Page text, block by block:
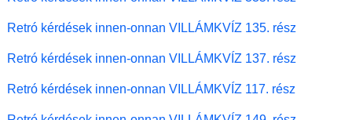
Retró kérdések innen-onnan VILLÁMKVÍZ 135. rész
Retró kérdések innen-onnan VILLÁMKVÍZ 137. rész
Retró kérdések innen-onnan VILLÁMKVÍZ 117. rész